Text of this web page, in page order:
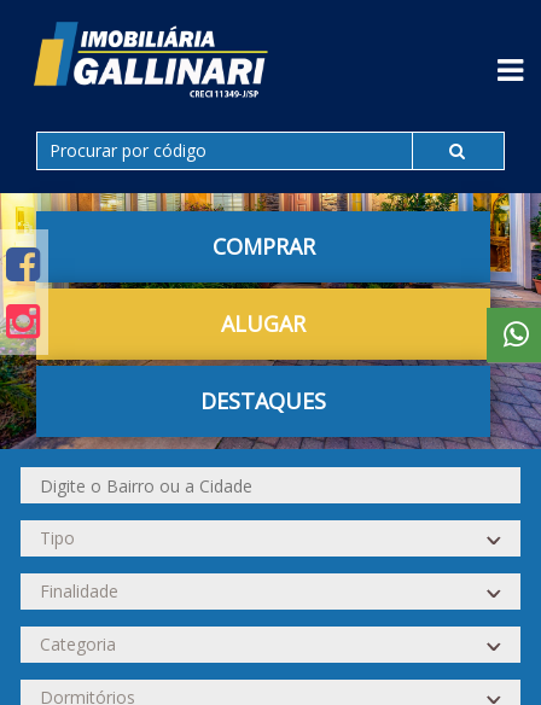
COMPRAR
ALUGAR
DESTAQUES